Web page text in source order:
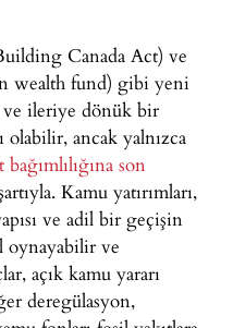
Canada Act) ve
wealth fund) gibi yeni
ve ileriye dönük bir
olabilir, ancak yalnızca
son
Kamu yatırımları,
ve adil bir geçişin
oynayabilir ve
açık kamu yararı
deregülasyon,